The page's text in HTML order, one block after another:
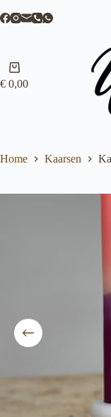
naar
Winkelwagen
€ 0,00
Home Kaarsen